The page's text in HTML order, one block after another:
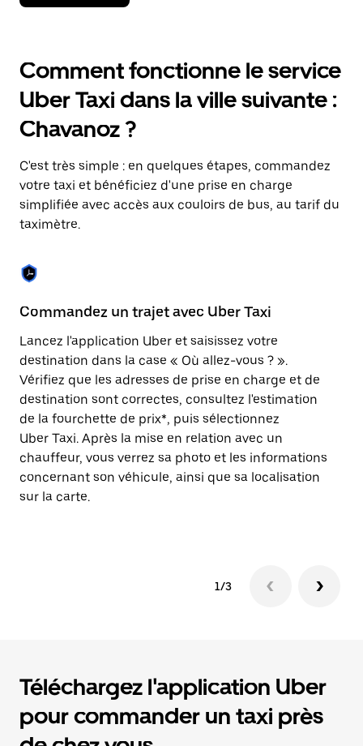
la
bas
pour
ouvrir
le
calendrier
et
une
date.
Appuyez
sur
la
pour
fermer
calendrier.
Comment fonctionne le service
Uber Taxi dans la ville suivante :
Chavanoz ?
C'est très simple : en quelques étapes, commandez
votre taxi et bénéficiez d'une prise en charge
simplifiée avec accès aux couloirs de bus, au tarif du
taximètre.
Commandez un trajet avec Uber Taxi
Lancez l'application Uber et saisissez votre
destination dans la case « Où allez-vous ? ».
Vérifiez que les adresses de prise en charge et de
destination sont correctes, consultez l'estimation
de la fourchette de prix*, puis sélectionnez
Uber Taxi. Après la mise en relation avec un
chauffeur, vous verrez sa photo et les informations
concernant son véhicule, ainsi que sa localisation
sur la carte.
1/3
Téléchargez l'application Uber
pour commander un taxi près